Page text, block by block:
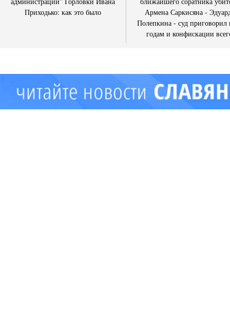
Приходько: как это было
Армена Саркисяна -
Полепкина - суд приговорил
годам и конфискации